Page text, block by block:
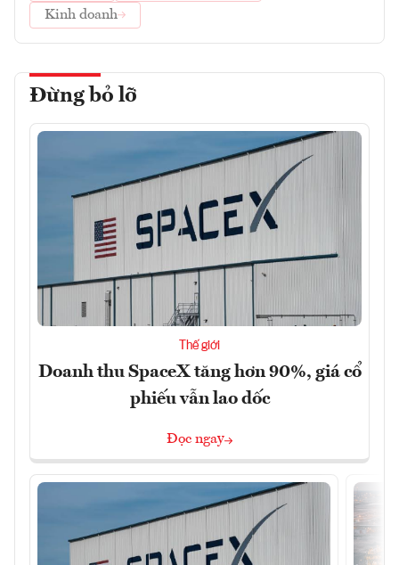
Kinh doanh
Đừng bỏ lỡ
Thế giới
Doanh thu SpaceX tăng hơn 90%, giá cổ
phiếu vẫn lao dốc
Đọc ngay